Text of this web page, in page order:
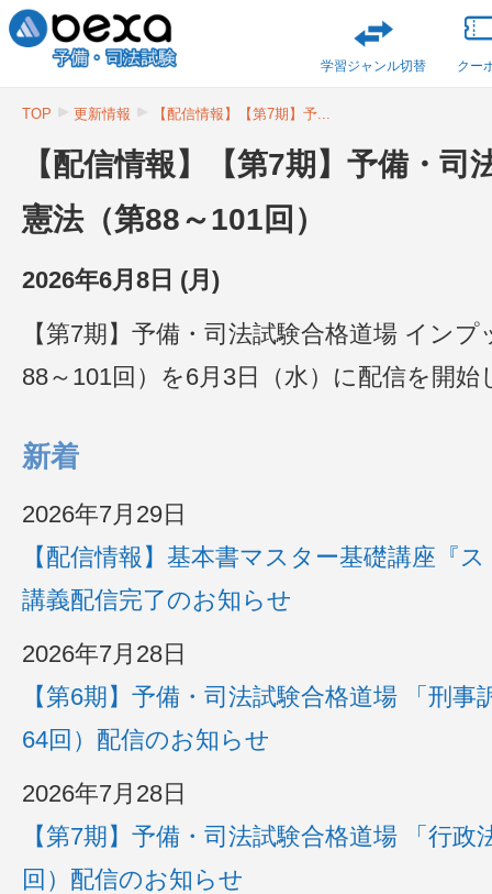
学習ジャンル切替 クー
TOP 更新情報 【配信情報】【第7期】予...
【配信情報】【第7期】予備・
憲法（第88～101回）
2026年6月8日 (月)
【第7期】予備・司法試験合格道場 イン
88～101回）を6月3日（水）に配信を開始
新着
2026年7月29日
【配信情報】基本書マスター基礎講座『
講義配信完了のお知らせ
2026年7月28日
【第6期】予備・司法試験合格道場 「刑事
64回）配信のお知らせ
2026年7月28日
【第7期】予備・司法試験合格道場 「行政
回）配信のお知らせ